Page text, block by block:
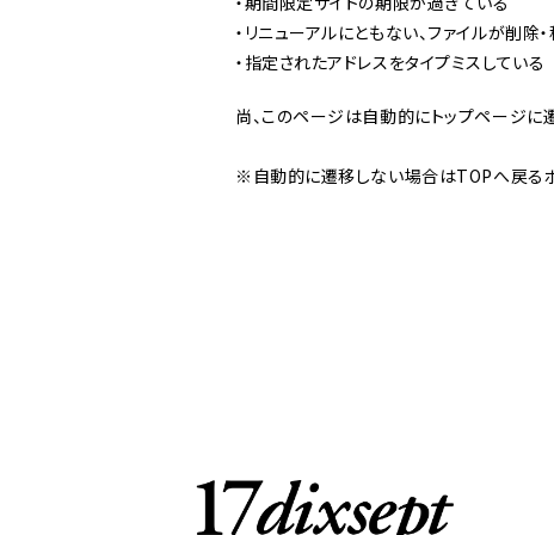
・リニューアルにともない、ファイルが削
・指定されたアドレスをタイプミスしている
尚、このページは自動的にトップページに
※自動的に遷移しない場合はTOPへ戻るボ